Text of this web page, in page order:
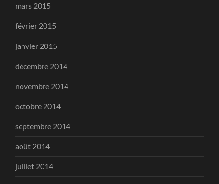
mars 2015
février 2015
janvier 2015
décembre 2014
novembre 2014
octobre 2014
septembre 2014
août 2014
juillet 2014